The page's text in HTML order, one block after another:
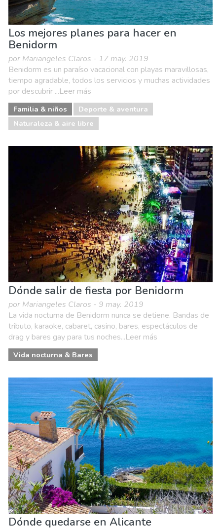
Los mejores planes para hacer en
Benidorm
por Mariangeles Claros - 17 may. 2019
Benidorm es un paraíso vacacional con playas maravillosas,
tiempo agradable, todos los servicios y muchas actividades
por descubrir ...Leer más
Familia & niños
Deporte & aventura
Naturaleza & aire libre
Dónde salir de fiesta por Benidorm
por Mariangeles Claros - 9 may. 2019
La vida nocturna de Benidorm nunca se detiene. Bandas de
tributo, karaoke, cabaret, casino, bares, espectáculos de
drag y bares gay para tus noches...Leer más
Vida nocturna & Bares
Dónde quedarse en Alicante